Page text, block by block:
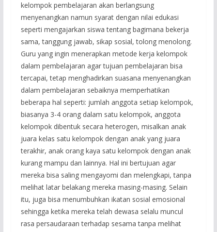
kelompok pembelajaran akan berlangsung
menyenangkan namun syarat dengan nilai edukasi
seperti mengajarkan siswa tentang bagimana bekerja
sama, tanggung jawab, sikap sosial, tolong menolong.
Guru yang ingin menerapkan metode kerja kelompok
dalam pembelajaran agar tujuan pembelajaran bisa
tercapai, tetap menghadirkan suasana menyenangkan
dalam pembelajaran sebaiknya memperhatikan
beberapa hal seperti: jumlah anggota setiap kelompok,
biasanya 3-4 orang dalam satu kelompok, anggota
kelompok dibentuk secara heterogen, misalkan anak
juara kelas satu kelompok dengan anak yang juara
terakhir, anak orang kaya satu kelompok dengan anak
kurang mampu dan lainnya. Hal ini bertujuan agar
mereka bisa saling mengayomi dan melengkapi, tanpa
melihat latar belakang mereka masing-masing. Selain
itu, juga bisa menumbuhkan ikatan sosial emosional
sehingga ketika mereka telah dewasa selalu muncul
rasa persaudaraan terhadap sesama tanpa melihat